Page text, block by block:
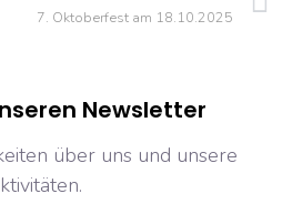
7. Oktoberfest am 18.10.2025
Newsletter
über uns und unsere